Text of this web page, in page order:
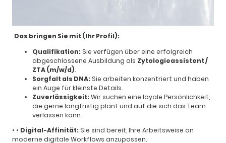
Das bringen Sie mit (Ihr Profil):
Qualifikation: Sie verfügen über eine erfolgreich
abgeschlossene Ausbildung als Zytologieassistent /
ZTA (m/w/d).
Sorgfalt als DNA: Sie arbeiten konzentriert und haben
ein Auge für kleinste Details.
Zuverlässigkeit:Wir suchen eine loyale Persönlichkeit,
die gerne langfristig plant und auf die sich das Team
verlassen kann.
• • Digital-Affinität: Sie sind bereit, Ihre Arbeitsweise an
moderne digitale Workflows anzupassen.